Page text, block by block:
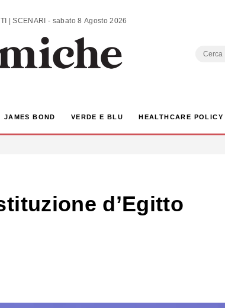
ANALISI | COMMENTI | SCENARI - sabato 8 Agosto 2026
Search
JAMES BOND VERDE E BLU HEALTHCARE POLICY
d’Egitto